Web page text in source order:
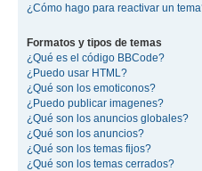
¿Cómo hago para reactivar un
Formatos y tipos de temas
¿Qué es el código BBCode?
¿Puedo usar HTML?
¿Qué son los emoticonos?
¿Puedo publicar imagenes?
¿Qué son los anuncios globales?
¿Qué son los anuncios?
¿Qué son los temas fijos?
¿Qué son los temas cerrados?